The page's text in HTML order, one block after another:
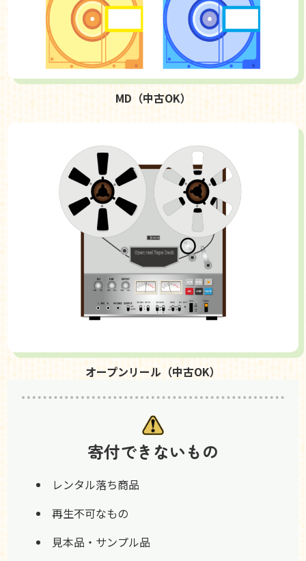
MD（中古OK）
オープンリール（中古OK）
寄付できないもの
レンタル落ち商品
再生不可なもの
見本品・サンプル品